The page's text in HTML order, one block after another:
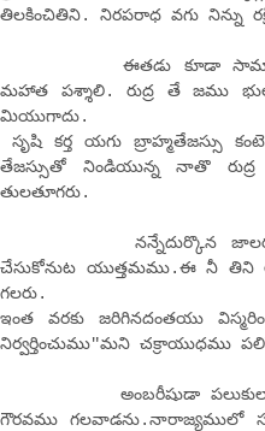
తిలకించితిని. నిరపరాధ వగు నిన్ను
ఈతడు కూడా
మహాత పశ్శాలి. రుద్ర తే జము
మియుగాదు.
సృషి కర్త యగు బ్రాహ్మతేజస్సు
తేజస్సుతో నిండియున్న నాతొ
తులతూగరు.
నన్నేదుర్కొన
చేసుకోనుట యుత్తమము.ఈ నీ తిని
గలరు.
ఇంత వరకు జరిగినదంతయు
నిర్వర్తించుము"మని చక్రాయుధము
అంబరీషుడా పలుకులాలకించి,
గౌరవము గలవాడను.నారాజ్యములో